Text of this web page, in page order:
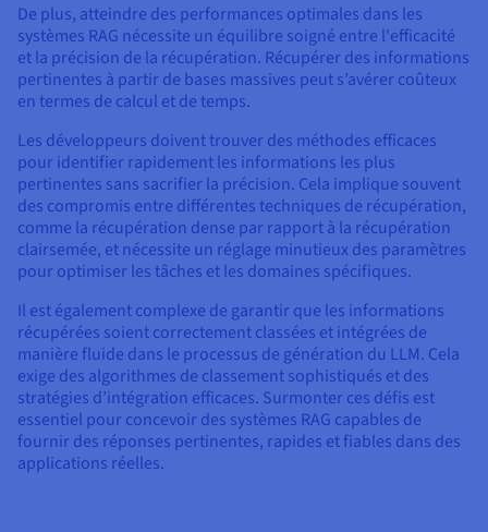
De plus, atteindre des performances optimales dans les
systèmes RAG nécessite un équilibre soigné entre l'efficacité
et la précision de la récupération. Récupérer des informations
pertinentes à partir de bases massives peut s’avérer coûteux
en termes de calcul et de temps.
Les développeurs doivent trouver des méthodes efficaces
pour identifier rapidement les informations les plus
pertinentes sans sacrifier la précision. Cela implique souvent
des compromis entre différentes techniques de récupération,
comme la récupération dense par rapport à la récupération
clairsemée, et nécessite un réglage minutieux des paramètres
pour optimiser les tâches et les domaines spécifiques.
Il est également complexe de garantir que les informations
récupérées soient correctement classées et intégrées de
manière fluide dans le processus de génération du LLM. Cela
exige des algorithmes de classement sophistiqués et des
stratégies d’intégration efficaces. Surmonter ces défis est
essentiel pour concevoir des systèmes RAG capables de
fournir des réponses pertinentes, rapides et fiables dans des
applications réelles.